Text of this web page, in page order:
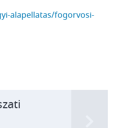
alapellatas/fogorvosi-